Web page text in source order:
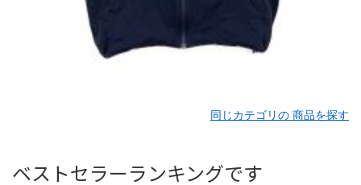
同じカテゴリの 商品を探す
ベストセラーランキングです